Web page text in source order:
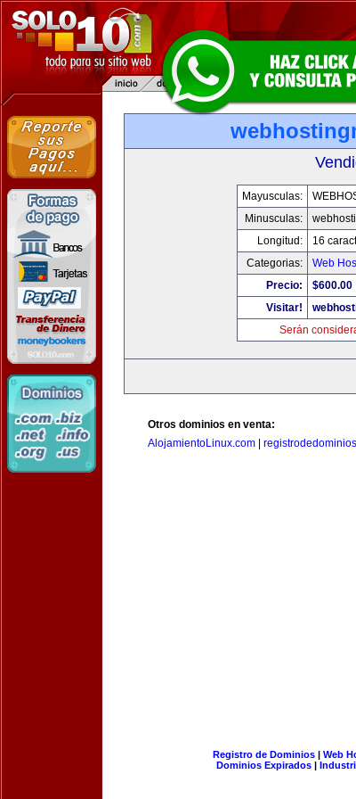
Mayusculas:
Minusculas:
Longitud:
16
Categorias:
Web
Precio:
$600.00
Visitar!
Serán
Otros dominios en venta:
AlojamientoLinux.com
Registro de Dominios| Web
Dominios Expirados |